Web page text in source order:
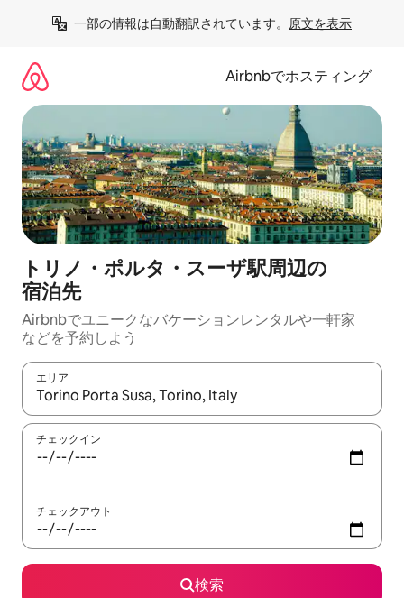
一部の情報は自動翻訳されています。 原文を表示
Airbnbでホスティング
トリノ・ポルタ・スーザ駅⁠周⁠辺⁠の
宿⁠泊⁠先
Airbnbでユニークなバ⁠ケ⁠ー⁠シ⁠ョ⁠ンレ⁠ン⁠タ⁠ルや一⁠軒⁠家
な⁠ど⁠を予⁠約⁠し⁠よ⁠う
エリア
検索結果が表示されたら、上下の矢印キーを使って移動するか
チェックイン
チェックアウト
検索